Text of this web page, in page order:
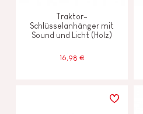
Traktor-
Schlüsselanhänger mit
Sound und Licht (Holz)
16,98 €